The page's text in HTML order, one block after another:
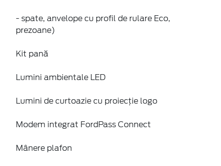
- spate, anvelope cu profil de rulare Eco,
prezoane)
Kit pană
Lumini ambientale LED
Lumini de curtoazie cu proiecție logo
Modem integrat FordPass Connect
Mânere plafon